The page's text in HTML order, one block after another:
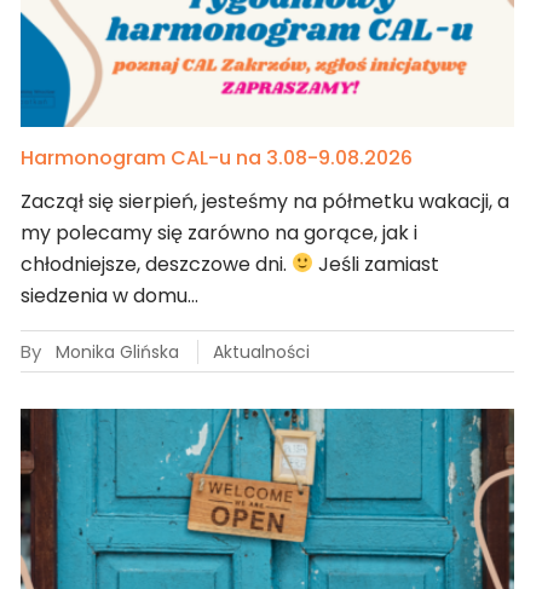
Harmonogram CAL-u na 3.08-9.08.2026
Zaczął się sierpień, jesteśmy na półmetku wakacji, a
my polecamy się zarówno na gorące, jak i
chłodniejsze, deszczowe dni.
Jeśli zamiast
siedzenia w domu…
By Monika Glińska Aktualności